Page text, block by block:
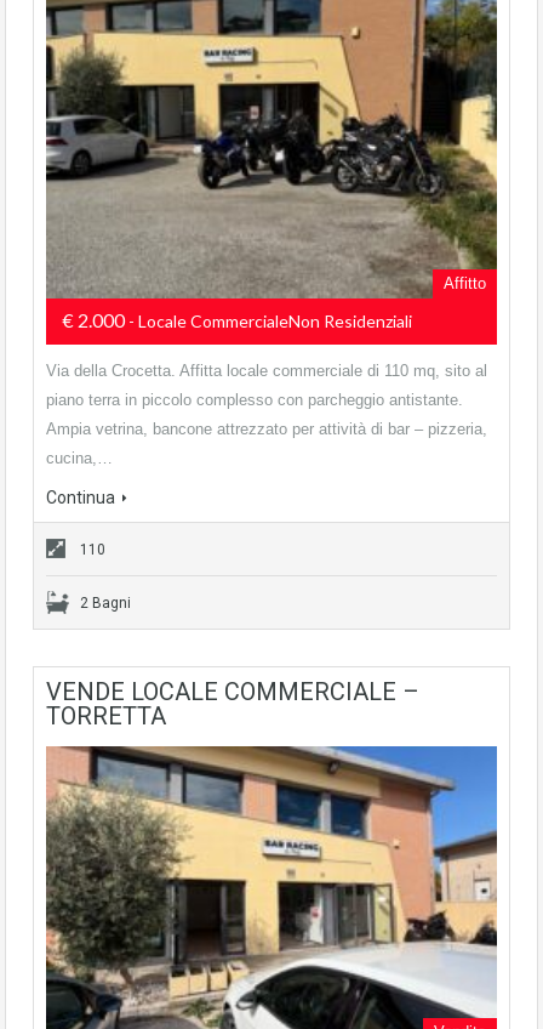
Affitto
€ 2.000- Locale CommercialeNon Residenziali
Via della Crocetta. Affitta locale commerciale di 110 mq, sito al
piano terra in piccolo complesso con parcheggio antistante.
Ampia vetrina, bancone attrezzato per attività di bar – pizzeria,
cucina,…
Continua
110
2 Bagni
VENDE LOCALE COMMERCIALE –
TORRETTA